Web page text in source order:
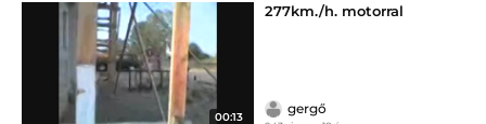
00:13
277km./h. motorral
gergő